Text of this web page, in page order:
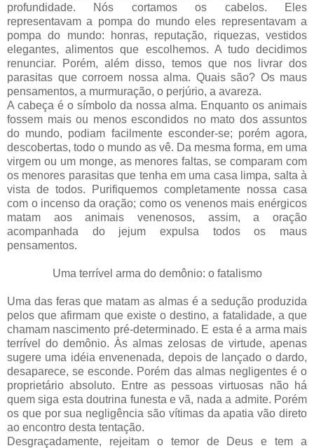
profundidade. Nós cortamos os cabelos. Eles
representavam a pompa do mundo eles representavam a
pompa do mundo: honras, reputação, riquezas, vestidos
elegantes, alimentos que escolhemos. A tudo decidimos
renunciar. Porém, além disso, temos que nos livrar dos
parasitas que corroem nossa alma. Quais são? Os maus
pensamentos, a murmuração, o perjúrio, a avareza.
A cabeça é o símbolo da nossa alma. Enquanto os animais
fossem mais ou menos escondidos no mato dos assuntos
do mundo, podiam facilmente esconder-se; porém agora,
descobertas, todo o mundo as vê. Da mesma forma, em uma
virgem ou um monge, as menores faltas, se comparam com
os menores parasitas que tenha em uma casa limpa, salta à
vista de todos. Purifiquemos completamente nossa casa
com o incenso da oração; como os venenos mais enérgicos
matam aos animais venenosos, assim, a oração
acompanhada do jejum expulsa todos os maus
pensamentos.
Uma terrível arma do demônio: o fatalismo
Uma das feras que matam as almas é a sedução produzida
pelos que afirmam que existe o destino, a fatalidade, a que
chamam nascimento pré-determinado. E esta é a arma mais
terrível do demônio. Às almas zelosas de virtude, apenas
sugere uma idéia envenenada, depois de lançado o dardo,
desaparece, se esconde. Porém das almas negligentes é o
proprietário absoluto. Entre as pessoas virtuosas não há
quem siga esta doutrina funesta e vã, nada a admite. Porém
os que por sua negligência são vítimas da apatia vão direto
ao encontro desta tentação.
Desgraçadamente, rejeitam o temor de Deus e tem a